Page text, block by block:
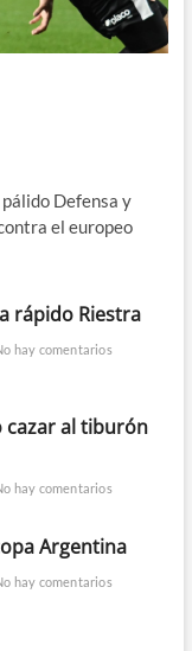
Defensa y
el europeo
rápido Riestra
hay comentarios
cazar al tiburón
hay comentarios
Argentina
hay comentarios